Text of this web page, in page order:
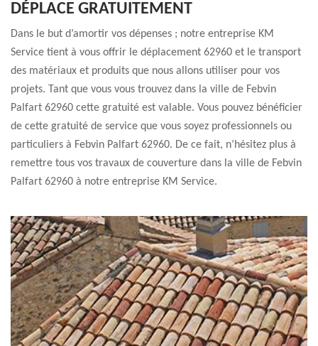
DÉPLACE GRATUITEMENT
Dans le but d’amortir vos dépenses ; notre entreprise KM
Service tient à vous offrir le déplacement 62960 et le transport
des matériaux et produits que nous allons utiliser pour vos
projets. Tant que vous vous trouvez dans la ville de Febvin
Palfart 62960 cette gratuité est valable. Vous pouvez bénéficier
de cette gratuité de service que vous soyez professionnels ou
particuliers à Febvin Palfart 62960. De ce fait, n’hésitez plus à
remettre tous vos travaux de couverture dans la ville de Febvin
Palfart 62960 à notre entreprise KM Service.